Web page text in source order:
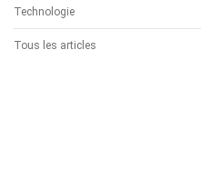
Technologie
Tous les articles